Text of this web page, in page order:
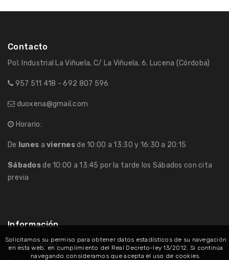
Contacto
Pol. Industrial La Viñuela, C/ La Viñuela, 6. Lucena (Córdoba)
957 511 418 - 692 807 596
duoxena@gmail.com
Horario:
De lunes aviernesde 10:00 a 13:30 y 16:30 a 20:15
Sábadosde 10:00 a 13:45 por la tarde los Sábados con cita
previa
Información
Quiénes somos
Solicitamos su permiso para obtener datos estadísticos de su navegación
en esta web, en cumplimiento del Real Decreto-ley 13/2012. Si continúa
navegando consideramos que acepta el uso de cookies.